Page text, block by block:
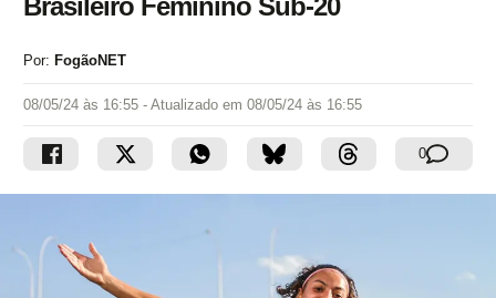
Brasileiro Feminino Sub-20
Por: FogãoNET
08/05/24 às 16:55 - Atualizado em 08/05/24 às 16:55
0